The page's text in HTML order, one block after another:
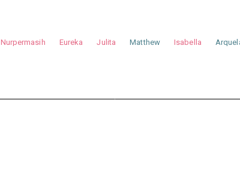
Nurpermasih Eureka Julita Matthew Isabella